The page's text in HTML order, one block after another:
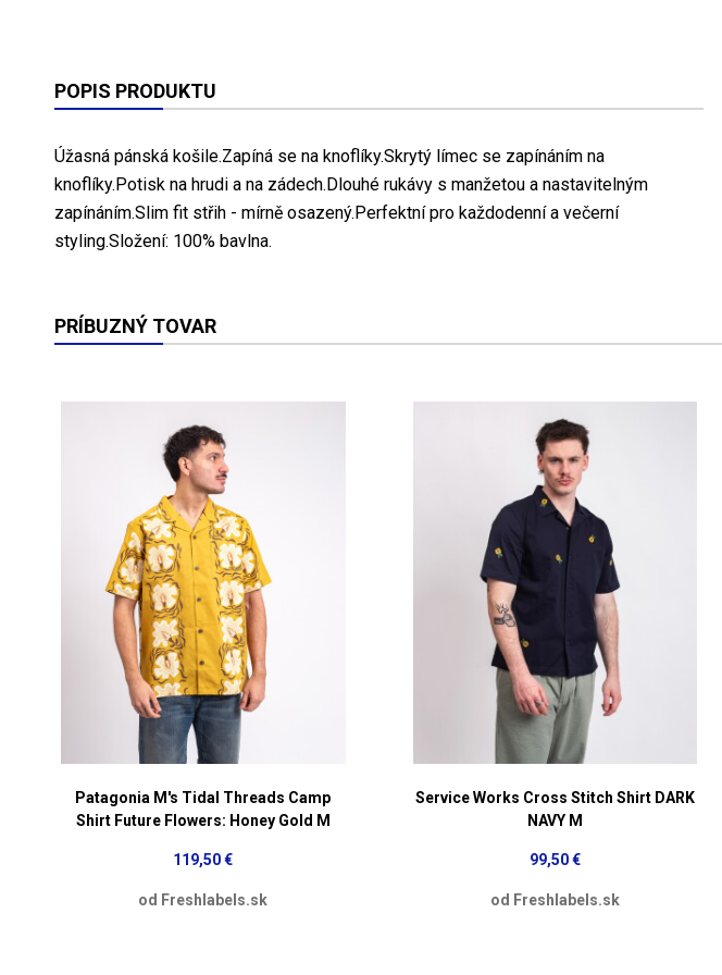
POPIS PRODUKTU
Úžasná pánská košile.Zapíná se na knoflíky.Skrytý límec se zapínáním na
knoflíky.Potisk na hrudi a na zádech.Dlouhé rukávy s manžetou a nastavitelným
zapínáním.Slim fit střih - mírně osazený.Perfektní pro každodenní a večerní
styling.Složení: 100% bavlna.
PRÍBUZNÝ TOVAR
Patagonia M's Tidal Threads Camp
Shirt Future Flowers: Honey Gold M
119,50 €
od Freshlabels.sk
Service Works Cross Stitch Shirt DARK
NAVY M
99,50 €
od Freshlabels.sk